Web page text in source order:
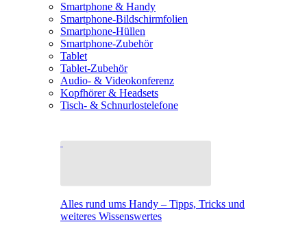
Smartphone & Handy
Smartphone-Bildschirmfolien
Smartphone-Hüllen
Smartphone-Zubehör
Tablet
Tablet-Zubehör
Audio- & Videokonferenz
Kopfhörer & Headsets
Tisch- & Schnurlostelefone
Alles rund ums Handy – Tipps, Tricks und
weiteres Wissenswertes